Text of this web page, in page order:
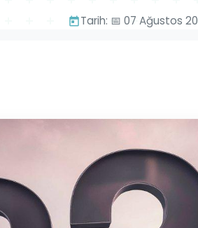
Tarih: 📅 07 Ağustos